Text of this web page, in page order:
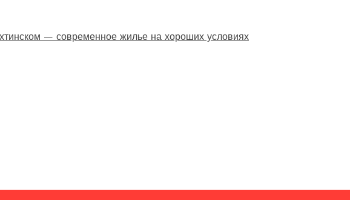
— современное жилье на хороших условиях